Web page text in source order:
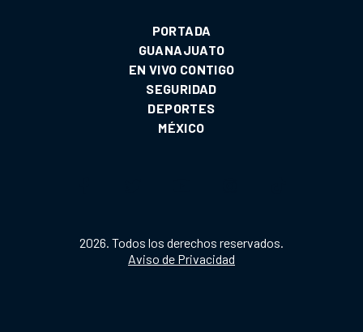
PORTADA
GUANAJUATO
EN VIVO CONTIGO
SEGURIDAD
DEPORTES
MÉXICO
2026. Todos los derechos reservados.
Aviso de Privacidad